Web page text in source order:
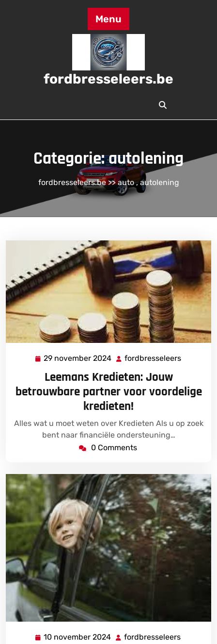
Menu
fordbresseleers.be
Categorie:autolening
fordbresseleers.be>>auto,autolening
29 november 2024 29
november
2024
fordbresseleers
Leemans Kredieten: Jouw
betrouwbare partner voor voordelige
kredieten!
Alles wat u moet weten over Kredieten Als u op zoek
bent naar financiële ondersteuning…
0 Comments
10 november 2024 10 fordbresseleers